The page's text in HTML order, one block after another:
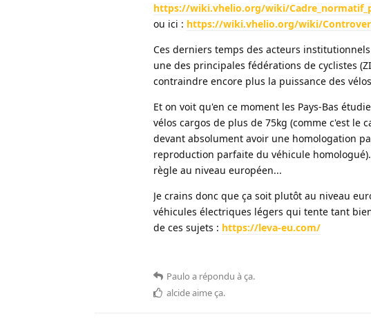
https://wiki.vhelio.org/wiki/
ou ici : https://wiki.vhelio.org/wiki/
Ces derniers temps des acteurs
une des principales fédérations de cyclistes
contraindre encore plus la puissance des
Et on voit qu'en ce moment les Pays-Bas
vélos cargos de plus de 75kg (comme c'est le
devant absolument avoir une homologation
reproduction parfaite du véhicule
règle au niveau européen...
Je crains donc que ça soit plutôt au niveau
véhicules électriques légers qui tente tant
de ces sujets : https://leva-eu.com/
Paulo a répondu à ça.
alcideaime ça.